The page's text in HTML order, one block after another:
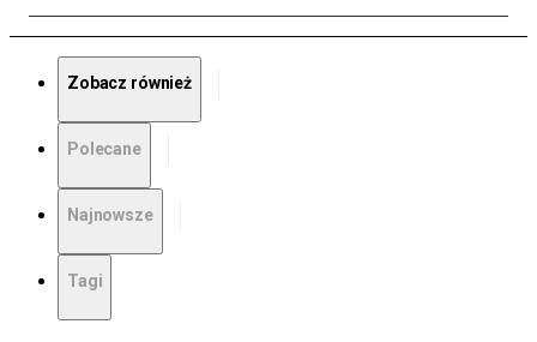
Zobacz również
Polecane
Najnowsze
Tagi